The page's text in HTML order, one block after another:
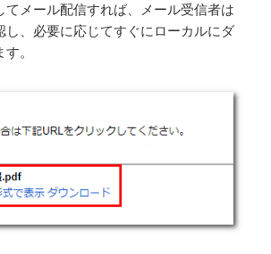
てメール配信すれば、メール受信者は
し、必要に応じてすぐにローカルにダ
。